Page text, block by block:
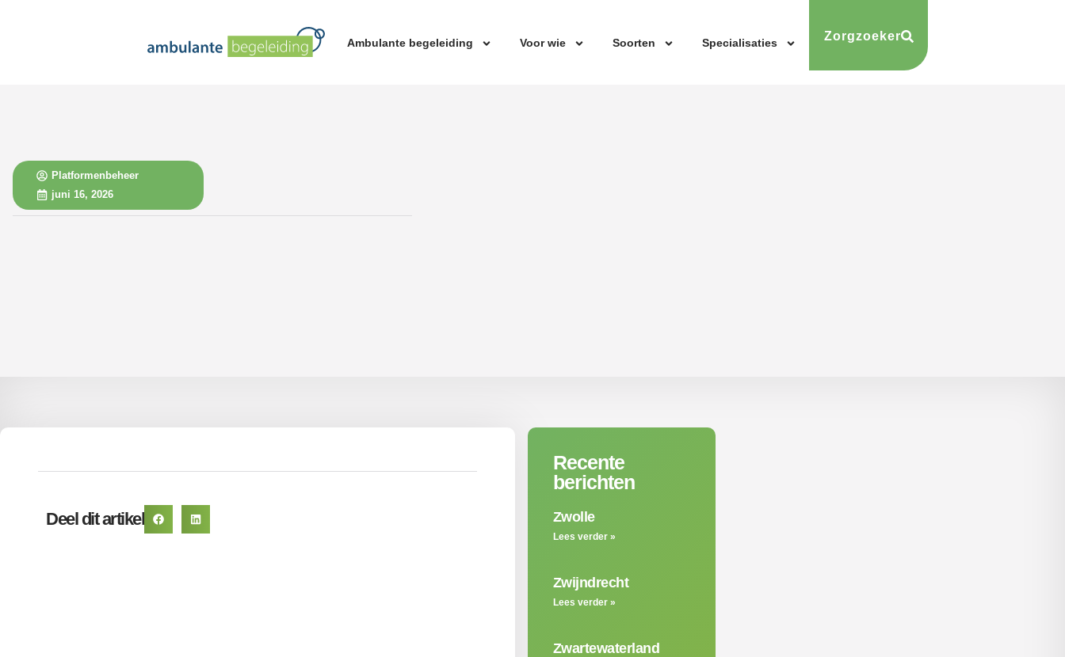
Ambulante begeleiding Voor wie Soorten Specialisaties Zorgzoeker
Platformenbeheer
juni 16, 2026
Deel dit artikel
Recente
berichten
Zwolle
Lees verder »
Zwijndrecht
Lees verder »
Zwartewaterland